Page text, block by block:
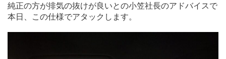
純正の方が排気の抜けが良いとの小笠社長のアドバイスで
本日、この仕様でアタックします。